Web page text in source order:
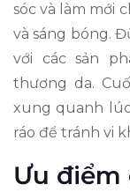
sóc và làm mới
và sáng bóng.
với các sản
thương da.
xung quanh
ráo để tránh vi
Ưu điểm